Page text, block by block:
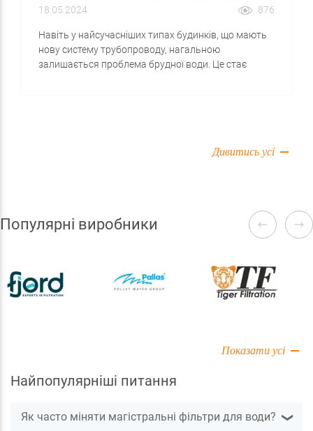
18.05.2024 876
Навіть у найсучасніших типах будинків, що мають
нову систему трубопроводу, нагальною
залишається проблема брудної води. Це стає
застарілі методи очищення води, із застосуванням
Дивитись усі
Популярні виробники
Показати усі
Найпопулярніші питання
Як часто міняти магістральні фільтри для води? ❯